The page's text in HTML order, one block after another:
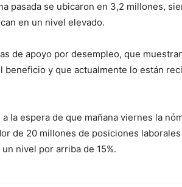
pasada se ubicaron en 3,2 millones,
en un nivel elevado.
de apoyo por desempleo, que
beneficio y que actualmente lo están
la espera de que mañana viernes la
de 20 millones de posiciones
nivel por arriba de 15%.